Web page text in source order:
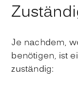
Je nachdem,
benötigen, ist
zuständig: